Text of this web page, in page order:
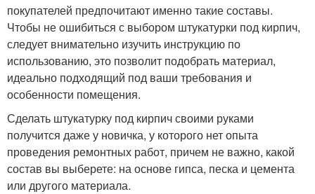
покупателей предпочитают именно такие составы.
Чтобы не ошибиться с выбором штукатурки под кирпич,
следует внимательно изучить инструкцию по
использованию, это позволит подобрать материал,
идеально подходящий под ваши требования и
особенности помещения.
Сделать штукатурку под кирпич своими руками
получится даже у новичка, у которого нет опыта
проведения ремонтных работ, причем не важно, какой
состав вы выберете: на основе гипса, песка и цемента
или другого материала.